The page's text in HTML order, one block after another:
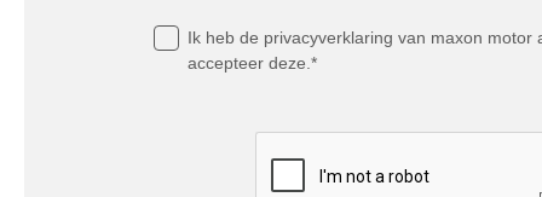
Ik heb de privacyverklaring van maxon motor
accepteer deze.*